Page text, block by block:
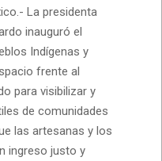
La presidenta
inauguró el
Indígenas y
frente al
para visibilizar y
de comunidades
las artesanas y los
ingreso justo y